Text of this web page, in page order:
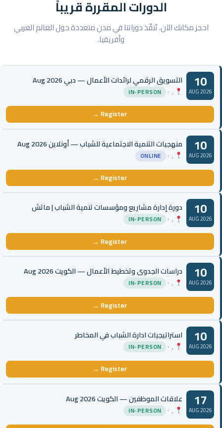
الدورات المقررة قريباً
احجز مكانك الآن. تُنفَّذ دوراتنا في مدن متعددة حول العالم العربي
وأفريقيا.
10
AUG 2026
التسويق الرقمي لرائدات الأعمال — دبي Aug 2026
, ·
IN-PERSON
Register →
10
AUG 2026
منهجيات التنمية الاجتماعية للشباب — أونلاين Aug 2026
, ·
ONLINE
Register →
10
AUG 2026
دورة إدارة مشاريع ومؤسسات تنمية الشباب | ماتش
, ·
IN-PERSON
Register →
10
AUG 2026
دراسات الجدوى وتخطيط الأعمال — الكويت Aug 2026
, ·
IN-PERSON
Register →
10
AUG 2026
استراتيجيات ادارة الشباب في المخاطر
, ·
IN-PERSON
Register →
17
AUG 2026
علاقات الموظفين — الكويت Aug 2026
, ·
IN-PERSON